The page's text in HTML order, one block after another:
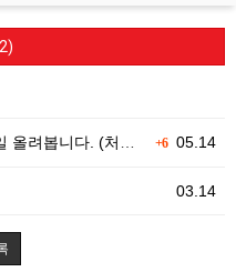
+605.14
봅니다. (처음이…
03.14